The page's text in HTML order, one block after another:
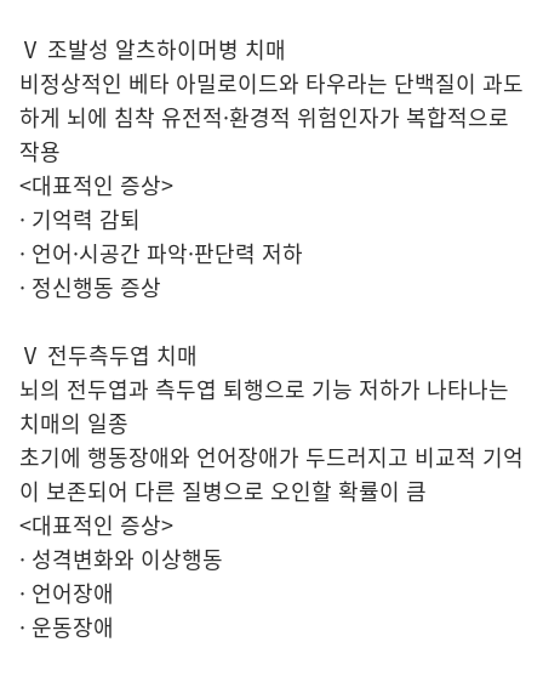
Ⅴ 조발성 알츠하이머병 치매
비정상적인 베타 아밀로이드와 타우라는 단백질이 과도
하게 뇌에 침착 유전적·환경적 위험인자가 복합적으로
작용
<대표적인 증상>
· 기억력 감퇴
· 언어·시공간 파악·판단력 저하
· 정신행동 증상
Ⅴ 전두측두엽 치매
뇌의 전두엽과 측두엽 퇴행으로 기능 저하가 나타나는
치매의 일종
초기에 행동장애와 언어장애가 두드러지고 비교적 기억
이 보존되어 다른 질병으로 오인할 확률이 큼
<대표적인 증상>
· 성격변화와 이상행동
· 언어장애
· 운동장애